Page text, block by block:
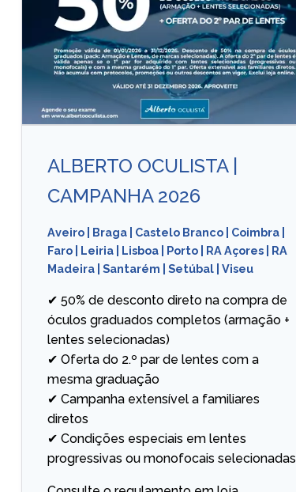
ALBERTO OCULISTA |
CAMPANHA 2026
Aveiro Braga Castelo Branco Coimbra
Faro
Leiria Lisboa Porto RA Açores
RA
Madeira |Santarém |Setúbal |Viseu
✔ 50% de desconto direto na compra de
óculos graduados completos (armação +
lentes selecionadas)
✔ Oferta do 2.º par de lentes com a
mesma graduação
✔ Campanha extensível a familiares
diretos
✔ Condições especiais em lentes
progressivas ou monofocais selecionadas